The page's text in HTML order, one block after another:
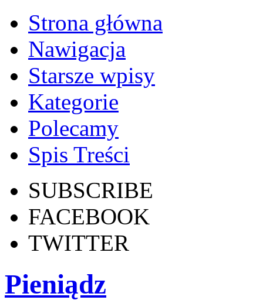
Strona główna
Nawigacja
Starsze wpisy
Kategorie
Polecamy
Spis Treści
SUBSCRIBE
FACEBOOK
TWITTER
Pieniądz